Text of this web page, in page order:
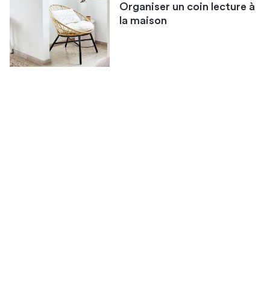
Organiser un coin lecture à
la maison